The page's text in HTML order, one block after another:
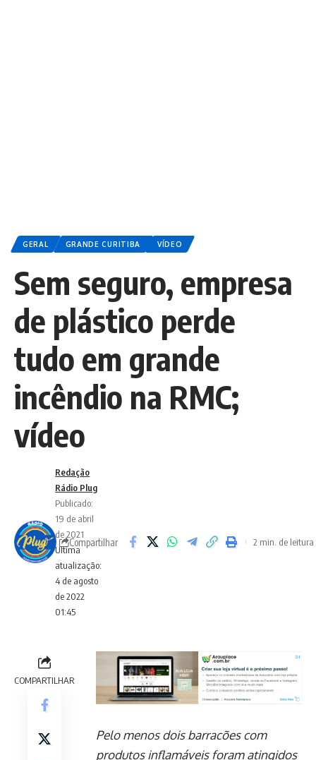
GERAL GRANDE CURITIBA VÍDEO
Sem seguro, empresa
de plástico perde
tudo em grande
incêndio na RMC;
vídeo
Ultima
atualização:
4 de agosto
de 2022
01:45
Redação
Rádio Plug
Publicado:
19 de abril
de 2021
Compartilhar 2 min. de leitura
COMPARTILHAR
Pelo menos dois barracões com
produtos inflamáveis foram atingidos